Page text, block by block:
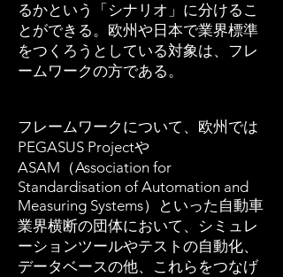
るかという「シナリオ」に分けるこ
とができる。欧州や日本で業界標準
をつくろうとしている対象は、フレ
ームワークの方である。
フレームワークについて、欧州では
PEGASUS Projectや
ASAM（Association for
Standardisation of Automation and
Measuring Systems）といった自動車
業界横断の団体において、シミュレ
ーションツールやテストの自動化、
データベースの他、これらをつなげ